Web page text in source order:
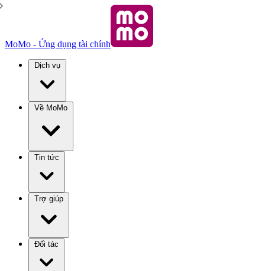
MoMo - Ứng dụng tài chính
Dịch vụ
Về MoMo
Tin tức
Trợ giúp
Đối tác